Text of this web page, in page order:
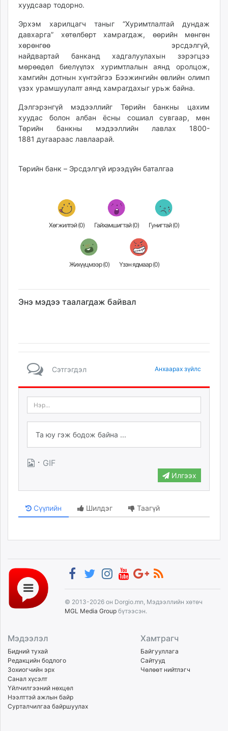
хуудсаар тодорно.
Эрхэм харилцагч таныг “Хуримтлалтай дундаж
давхарга” хөтөлбөрт хамрагдаж, өөрийн мөнгөн
хөрөнгөө эрсдэлгүй,
найдвартай банканд хадгалуулахын зэрэгцээ
мөрөөдөл биелүүлэх хуримтлалын аянд оролцож,
хамгийн дотнын хүнтэйгээ Бээжингийн өвлийн олимп
үзэх урамшуулалт аянд хамрагдахыг урьж байна.
Дэлгэрэнгүй мэдээллийг Төрийн банкны цахим
хуудас болон албан ёсны сошиал сувгаар, мөн
Төрийн банкны мэдээллийн лавлах 1800-
1881 дугаараас лавлаарай.
Төрийн банк – Эрсдэлгүй ирээдүйн баталгаа
Хөгжилтэй (0) Гайхамшигтай (0) Гунигтай (0)
Жихүүцмээр (0) Үзэн ядмаар (0)
Энэ мэдээ таалагдаж байвал
Сэтгэгдэл Анхаарах зүйлс
· GIF
Илгээх
Сүүлийн Шилдэг Таагүй
© 2013-2026 он Dorgio.mn, Мэдээллийн хөтөч
MGL Media Group бүтээсэн.
Мэдээлэл
Бидний тухай
Редакцийн бодлого
Зохиогчийн эрх
Санал хүсэлт
Үйлчилгээний нөхцөл
Нээлттэй ажлын байр
Сурталчилгаа байршуулах
Хамтрагч
Байгууллага
Сайтууд
Чөлөөт нийтлэгч